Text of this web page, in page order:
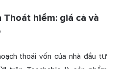
Thoát hiểm: giá cả và
thoái vốn của nhà đầu tư